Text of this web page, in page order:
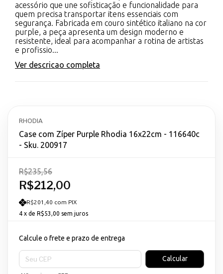
acessório que une sofisticação e funcionalidade para
quem precisa transportar itens essenciais com
segurança. Fabricada em couro sintético italiano na cor
purple, a peça apresenta um design moderno e
resistente, ideal para acompanhar a rotina de artistas
e profissio...
Ver descricao completa
RHODIA
Case com Zíper Purple Rhodia 16x22cm - 116640c
- Sku. 200917
R$212,00
R$235,56
R$201,40 com PIX
4 x de R$53,00 sem juros
Calcule o frete e prazo de entrega
Entregas para o CEP:
Calcular